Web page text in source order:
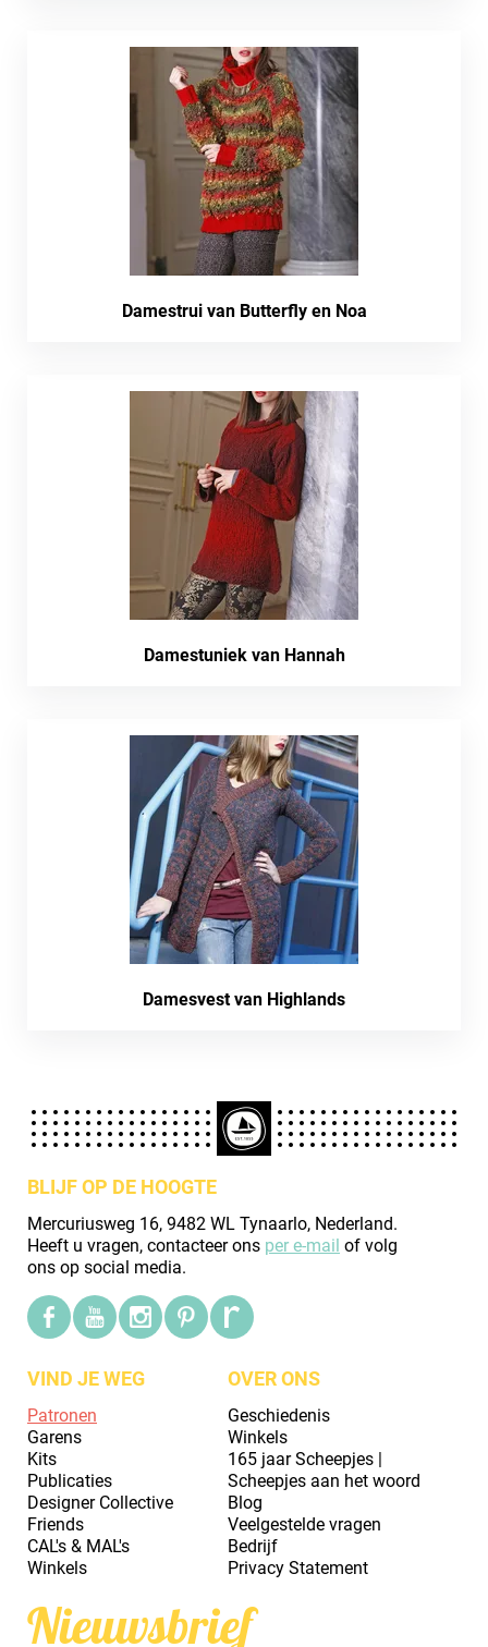
Damestrui van Butterfly en Noa
Damestuniek van Hannah
Damesvest van Highlands
BLIJF OP DE HOOGTE
Mercuriusweg 16, 9482 WL Tynaarlo, Nederland.
Heeft u vragen, contacteer ons per e-mail of volg
ons op social media.
VIND JE WEG
Patronen
Garens
Kits
Publicaties
Designer Collective
Friends
CAL's & MAL's
Winkels
OVER ONS
Geschiedenis
Winkels
165 jaar Scheepjes |
Scheepjes aan het woord
Blog
Veelgestelde vragen
Bedrijf
Privacy Statement
Nieuwsbrief